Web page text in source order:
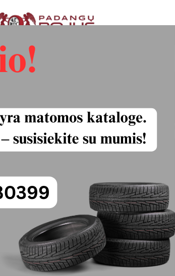
IR RATLANKIŲ SUPIRKIMAS
65R16c
45.00
Plotis
Aukštis